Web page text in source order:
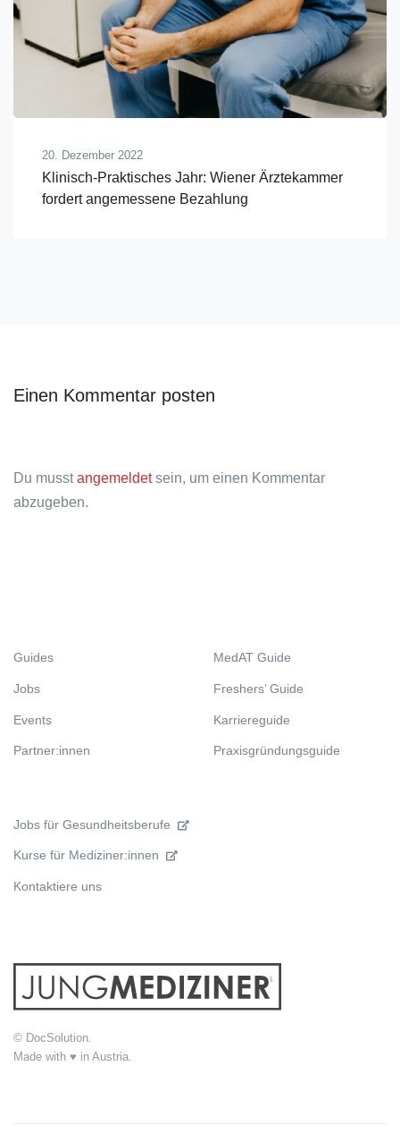
20. Dezember 2022
Klinisch-Praktisches Jahr: Wiener Ärztekammer
fordert angemessene Bezahlung
Einen Kommentar posten
Du musstangemeldetsein, um einen Kommentar
abzugeben.
Guides
Jobs
Events
Partner:innen
MedAT Guide
Freshers’ Guide
Karriereguide
Praxisgründungsguide
Jobs für Gesundheitsberufe
Kurse für Mediziner:innen
Kontaktiere uns
© DocSolution.
Made with ♥ in Austria.